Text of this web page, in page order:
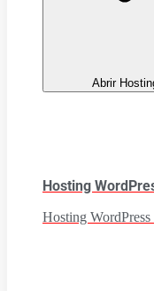
Abrir
Hosting
Hosting WordPress